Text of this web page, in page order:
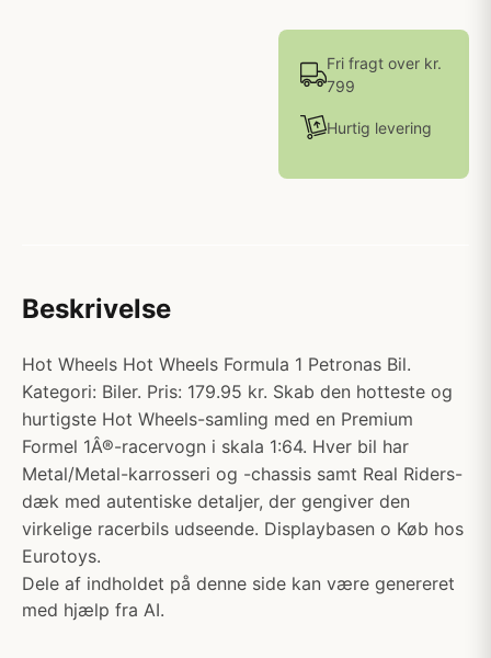
Fri fragt over kr.
799
Hurtig levering
Beskrivelse
Hot Wheels Hot Wheels Formula 1 Petronas Bil.
Kategori: Biler. Pris: 179.95 kr. Skab den hotteste og
hurtigste Hot Wheels-samling med en Premium
Formel 1Â®-racervogn i skala 1:64. Hver bil har
Metal/Metal-karrosseri og -chassis samt Real Riders-
dæk med autentiske detaljer, der gengiver den
virkelige racerbils udseende. Displaybasen o Køb hos
Eurotoys.
Dele af indholdet på denne side kan være genereret
med hjælp fra AI.